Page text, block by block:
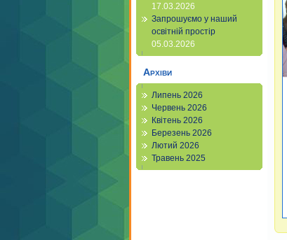
17.03.2026
Запрошуємо у наший
освітній простір
05.03.2026
Архіви
Липень 2026
Червень 2026
Квітень 2026
Березень 2026
Лютий 2026
Травень 2025